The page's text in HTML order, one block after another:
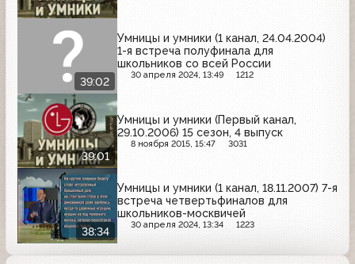
39:02
Умницы и умники (1 канал, 24.04.2004)
1-я встреча полуфинала для
школьников со всей России
30 апреля 2024, 13:49 1212
39:01
Умницы и умники (Первый канал,
29.10.2006) 15 сезон, 4 выпуск
8 ноября 2015, 15:47 3031
38:34
Умницы и умники (1 канал, 18.11.2007) 7-я
встреча четвертьфиналов для
школьников-москвичей
30 апреля 2024, 13:34 1223